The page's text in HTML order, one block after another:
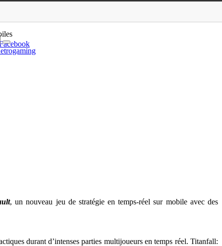
, un nouveau jeu de stratégie en temps-réel sur mobile avec des
durant d’intenses parties multijoueurs en temps réel. Titanfall: